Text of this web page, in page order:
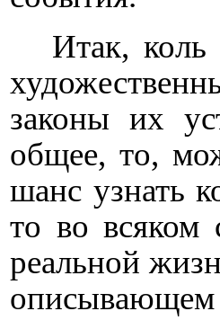
Итак, коль
законы их
общее, то,
шанс узнать
то во всяком
реальной
описывающем